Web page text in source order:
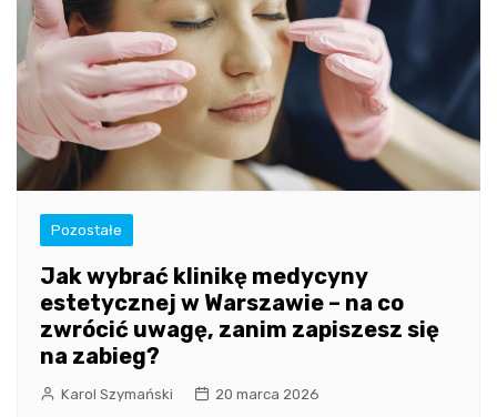
Pozostałe
Jak wybrać klinikę medycyny
estetycznej w Warszawie – na co
zwrócić uwagę, zanim zapiszesz się
na zabieg?
Karol Szymański 20 marca 2026